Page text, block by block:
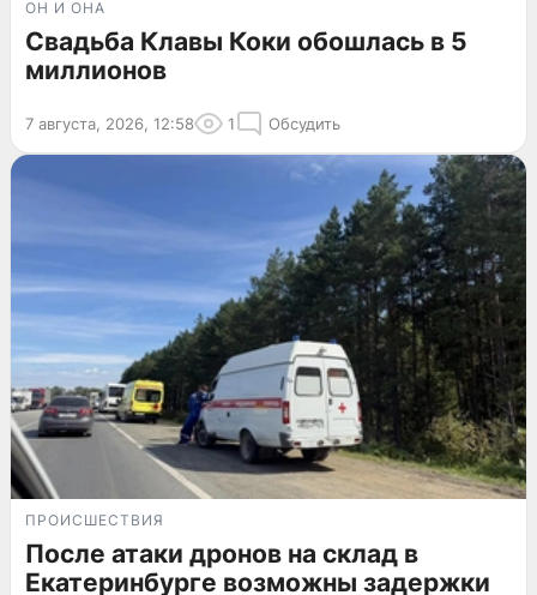
ОН И ОНА
Свадьба Клавы Коки обошлась в 5
миллионов
7 августа, 2026, 12:58 1 Обсудить
ПРОИСШЕСТВИЯ
После атаки дронов на склад в
Екатеринбурге возможны задержки